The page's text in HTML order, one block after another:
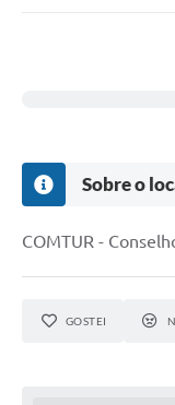
Sobre o
COMTUR -
GOSTEI